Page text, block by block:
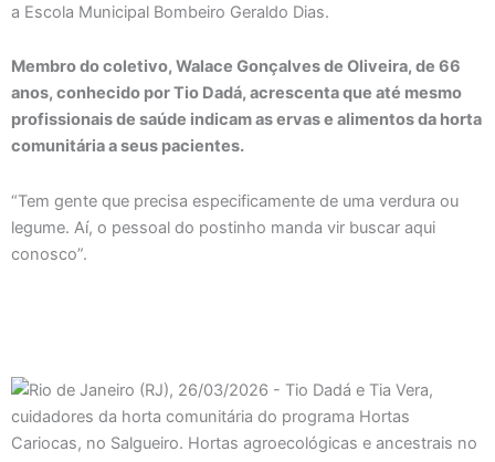
a Escola Municipal Bombeiro Geraldo Dias.
Membro do coletivo, Walace Gonçalves de Oliveira, de 66
anos, conhecido por Tio Dadá, acrescenta que até mesmo
profissionais de saúde indicam as ervas e alimentos da horta
comunitária a seus pacientes.
“Tem gente que precisa especificamente de uma verdura ou
legume. Aí, o pessoal do postinho manda vir buscar aqui
conosco”.